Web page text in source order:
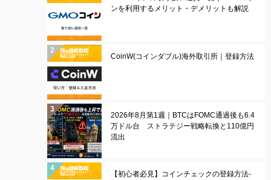
ンを利用するメリット・デメリットも解説
CoinW(コインダブル)海外取引所｜登録方法
2026年8月第1週｜BTCはFOMC通過後も6.4
万ドル台 ストラテジー戦略転換と110億円
流出
【初心者必見】コインチェックの登録方法-